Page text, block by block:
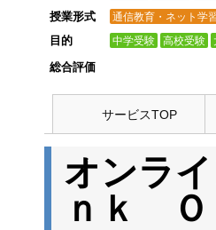
授業形式 通信教育・ネット学
目的 中学受験 高校受験
総合評価
サービスTOP
オンラ
ｎｋ Ｏ